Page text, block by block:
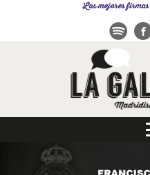
Las mejores firmas